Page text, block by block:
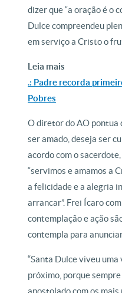
dizer que “a oração é o
Dulce compreendeu
em serviço a Cristo o
Leia mais
.: Padre recorda
Pobres
O diretor do AO pontua
ser amado, deseja ser
acordo com o
“servimos e amamos a
a felicidade e a alegria
arrancar”. Frei Ícaro
contemplação e ação
contempla para
“Santa Dulce viveu
próximo, porque